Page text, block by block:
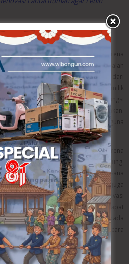
yang paling sering direnovasi karena
sehari-hari. Salah satunya adalah
pusat kegiatan keluarga, mulai dari
Oleh karena itu, banyak pemilik
memperbarui desain, menambah fungsi
letak agar lebih nyaman digunakan.
sering menjadi prioritas renovasi guna
dan tampilan ruangan.
area yang sering diperbarui karena
dilihat oleh tamu saat berkunjung.
dilakukan untuk menciptakan suasana
Selain area dalam rumah, atap juga
diperhatikan. Perbaikan atau renovasi
kebocoran dan kerusakan yang dapat
Dengan melakukan renovasi pada
dan nilai rumah dapat meningkat secara